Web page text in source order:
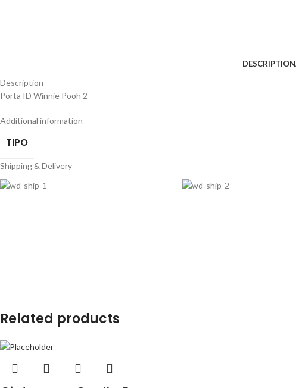
DESCRIPTION
Description
Porta ID Winnie Pooh 2
Additional information
TIPO
Shipping & Delivery
Related products